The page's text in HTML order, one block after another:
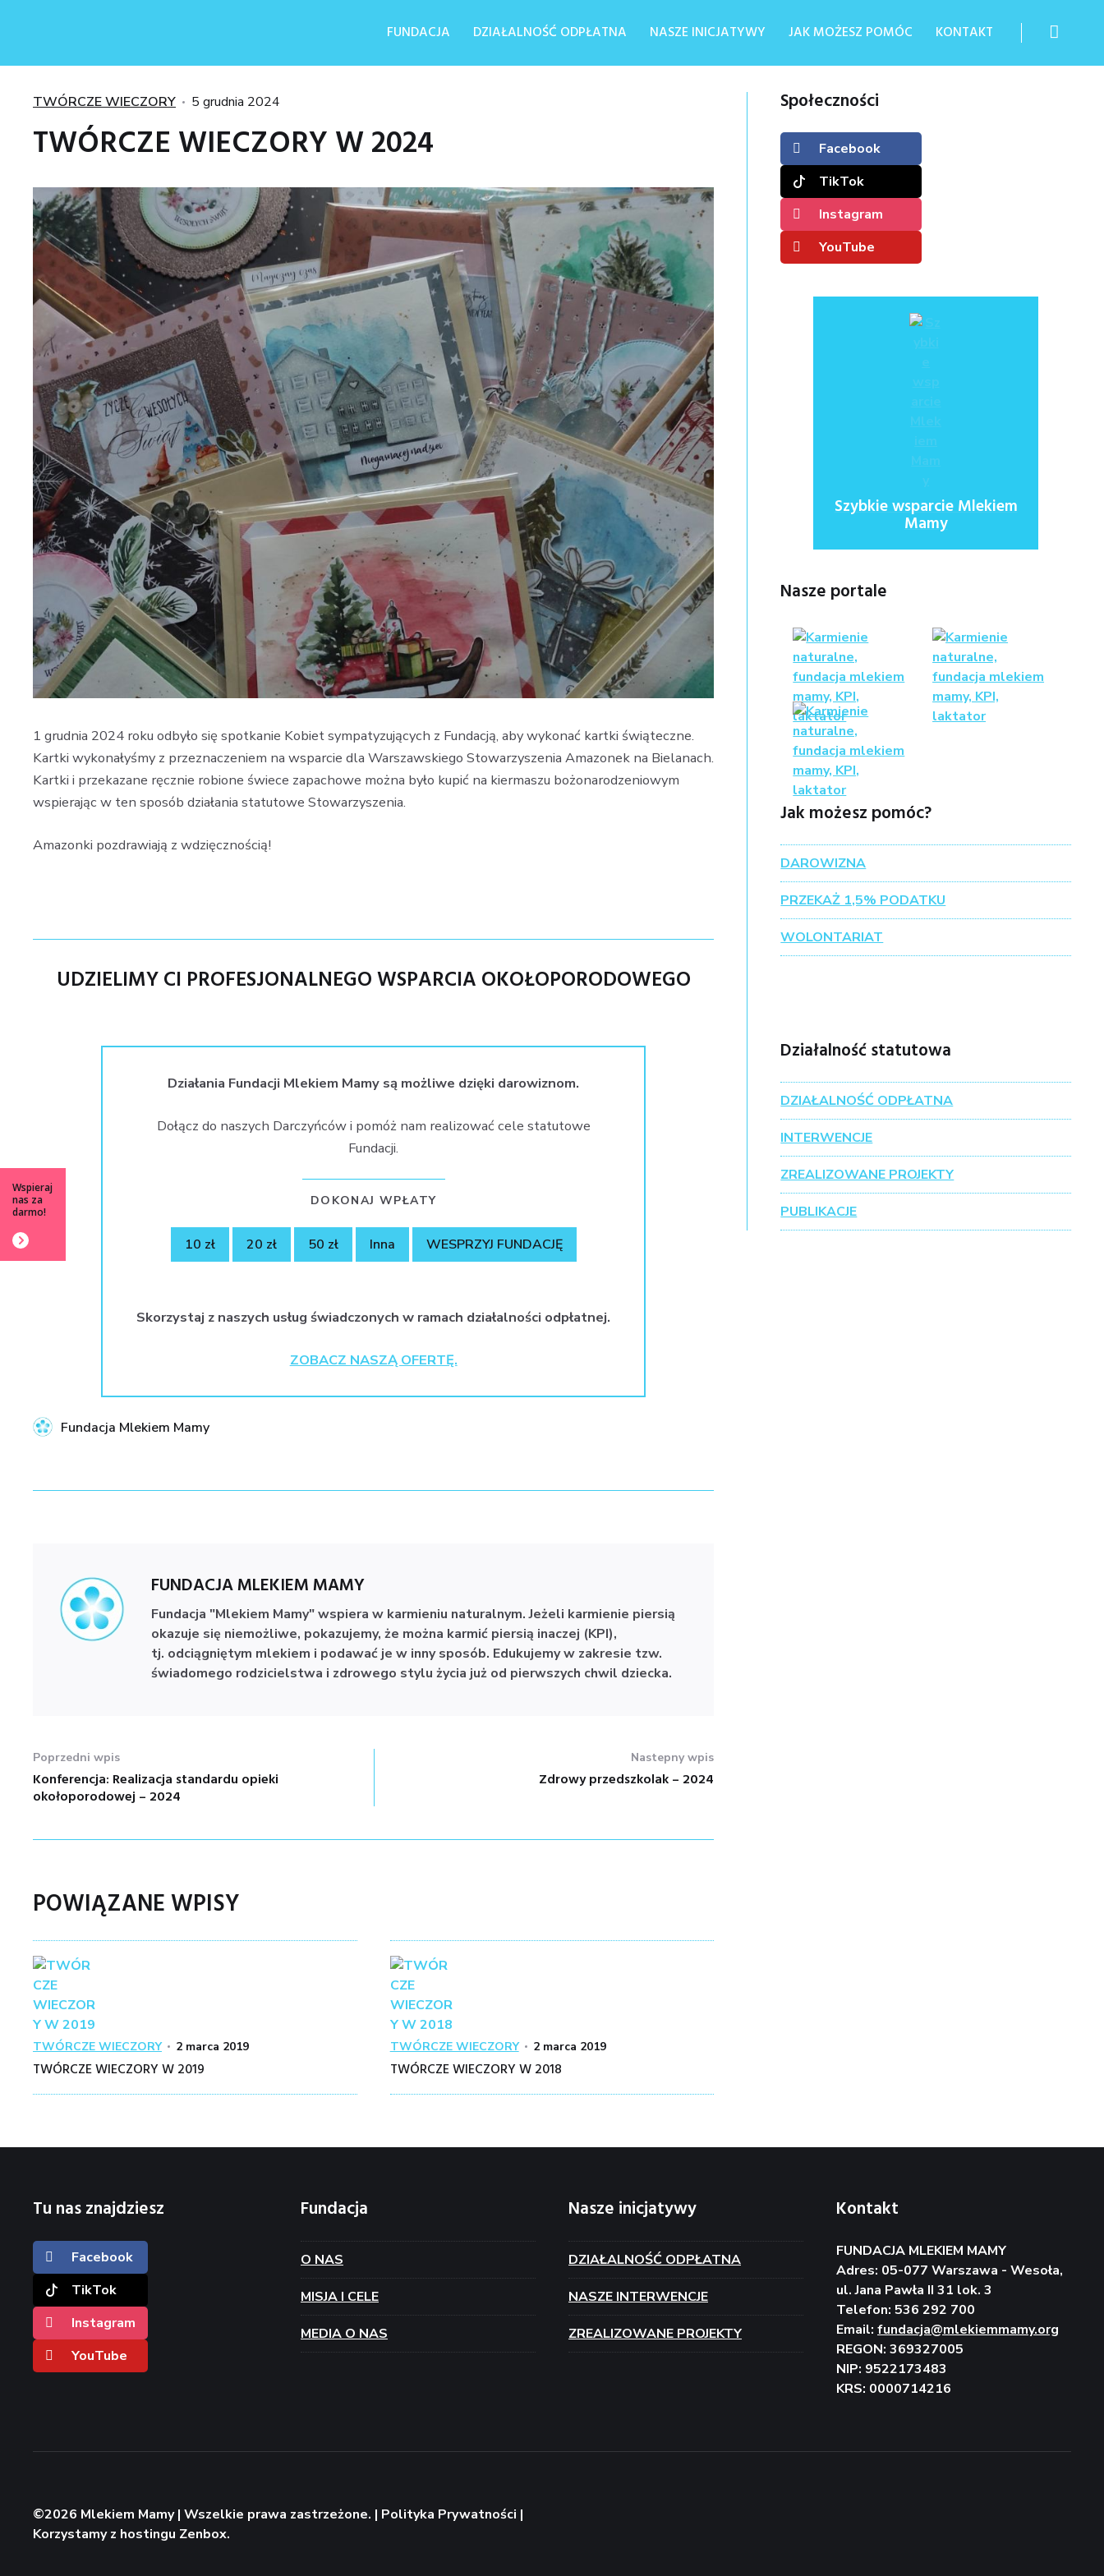
FUNDACJA DZIAŁALNOŚĆ ODPŁATNA NASZE INICJATYWY JAK MOŻESZ POMÓC KONTAKT
Kategorie
TWÓRCZE WIECZORY
Posted
5 grudnia 2024
TWÓRCZE WIECZORY W 2024
1 grudnia 2024 roku odbyło się spotkanie Kobiet sympatyzujących z Fundacją, aby wykonać kartki świąteczne.
Kartki wykonałyśmy z przeznaczeniem na wsparcie dla Warszawskiego Stowarzyszenia Amazonek na Bielanach.
Kartki i przekazane ręcznie robione świece zapachowe można było kupić na kiermaszu bożonarodzeniowym
wspierając w ten sposób działania statutowe Stowarzyszenia.
Amazonki pozdrawiają z wdzięcznością!
UDZIELIMY CI PROFESJONALNEGO WSPARCIA OKOŁOPORODOWEGO
Działania Fundacji Mlekiem Mamy są możliwe dzięki darowiznom.
Dołącz do naszych Darczyńców i pomóż nam realizować cele statutowe
Fundacji.
DOKONAJ WPŁATY
10 zł 20 zł 50 zł Inna WESPRZYJ FUNDACJĘ
Skorzystaj z naszych usług świadczonych w ramach działalności odpłatnej.
ZOBACZ NASZĄ OFERTĘ.
Fundacja Mlekiem Mamy
FUNDACJA MLEKIEM MAMY
Fundacja "Mlekiem Mamy" wspiera w karmieniu naturalnym.Jeżeli karmienie piersią
okazuje się niemożliwe, pokazujemy, że można karmić piersią inaczej (KPI),
tj. odciągniętym mlekiem i podawać je w inny sposób. Edukujemy w zakresie tzw.
świadomego rodzicielstwa i zdrowego stylu życia już od pierwszych chwil dziecka.
NAWIGACJA
WPISU
Poprzedni wpis
Poprzedni
wpis:
Konferencja: Realizacja standardu opieki
okołoporodowej – 2024
Nastepny wpis
Zdrowy przedszkolak – 2024
POWIĄZANE WPISY
Kategoria
TWÓRCZE WIECZORY
Posted
on
2 marca 2019
TWÓRCZE WIECZORY W 2019
Kategoria
TWÓRCZE WIECZORY
Posted
on
2 marca 2019
TWÓRCZE WIECZORY W 2018
Społeczności
Facebook
TikTok
Instagram
YouTube
Szybkie wsparcie Mlekiem
Mamy
Nasze portale
Jak możesz pomóc?
DAROWIZNA
PRZEKAŻ 1,5% PODATKU
WOLONTARIAT
Działalność statutowa
DZIAŁALNOŚĆ ODPŁATNA
INTERWENCJE
ZREALIZOWANE PROJEKTY
PUBLIKACJE
Tu nas znajdziesz
Facebook
TikTok
Instagram
YouTube
Fundacja
O NAS
MISJA I CELE
MEDIA O NAS
Nasze inicjatywy
DZIAŁALNOŚĆ ODPŁATNA
NASZE INTERWENCJE
ZREALIZOWANE PROJEKTY
Kontakt
FUNDACJA MLEKIEM MAMY
Adres: 05-077 Warszawa - Wesoła,
ul. Jana Pawła II 31 lok. 3
Telefon: 536 292 700
Email: fundacja@mlekiemmamy.org
REGON: 369327005
NIP: 9522173483
KRS: 0000714216
©2026 Mlekiem Mamy | Wszelkie prawa zastrzeżone. | Polityka Prywatności |
Korzystamy z hostingu Zenbox.
Wspieraj
nas za
darmo!